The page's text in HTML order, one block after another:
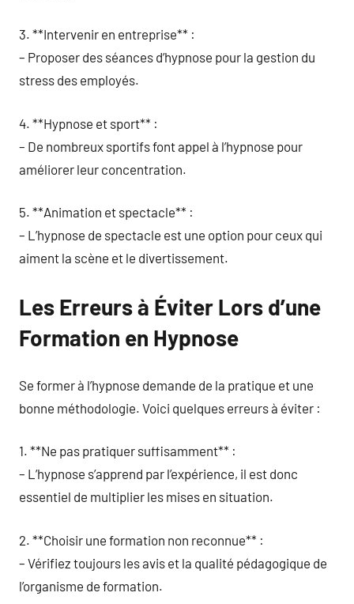
3. **Intervenir en entreprise** :
– Proposer des séances d’hypnose pour la gestion du
stress des employés.
4. **Hypnose et sport** :
– De nombreux sportifs font appel à l’hypnose pour
améliorer leur concentration.
5. **Animation et spectacle** :
– L’hypnose de spectacle est une option pour ceux qui
aiment la scène et le divertissement.
Les Erreurs à Éviter Lors d’une
Formation en Hypnose
Se former à l’hypnose demande de la pratique et une
bonne méthodologie. Voici quelques erreurs à éviter :
1. **Ne pas pratiquer suffisamment** :
– L’hypnose s’apprend par l’expérience, il est donc
essentiel de multiplier les mises en situation.
2. **Choisir une formation non reconnue** :
– Vérifiez toujours les avis et la qualité pédagogique de
l’organisme de formation.